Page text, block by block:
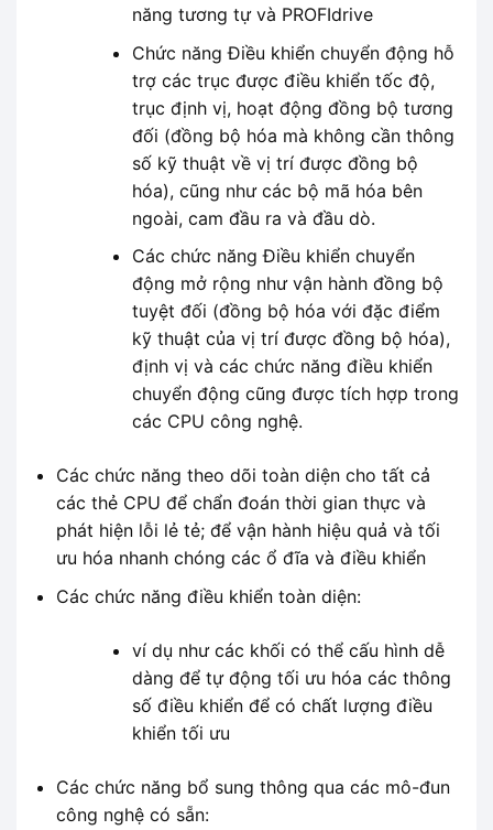
năng tương tự và PROFIdrive
Chức năng Điều khiển chuyển động hỗ
trợ các trục được điều khiển tốc độ,
trục định vị, hoạt động đồng bộ tương
đối (đồng bộ hóa mà không cần thông
số kỹ thuật về vị trí được đồng bộ
hóa), cũng như các bộ mã hóa bên
ngoài, cam đầu ra và đầu dò.
Các chức năng Điều khiển chuyển
động mở rộng như vận hành đồng bộ
tuyệt đối (đồng bộ hóa với đặc điểm
kỹ thuật của vị trí được đồng bộ hóa),
định vị và các chức năng điều khiển
chuyển động cũng được tích hợp trong
các CPU công nghệ.
Các chức năng theo dõi toàn diện cho tất cả
các thẻ CPU để chẩn đoán thời gian thực và
phát hiện lỗi lẻ tẻ; để vận hành hiệu quả và tối
ưu hóa nhanh chóng các ổ đĩa và điều khiển
Các chức năng điều khiển toàn diện:
ví dụ như các khối có thể cấu hình dễ
dàng để tự động tối ưu hóa các thông
số điều khiển để có chất lượng điều
khiển tối ưu
Các chức năng bổ sung thông qua các mô-đun
công nghệ có sẵn: